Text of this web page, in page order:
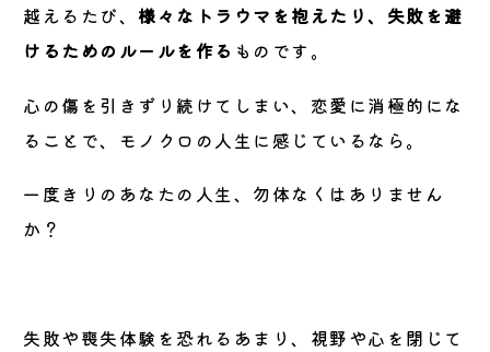
越えるたび、 様々なトラウマを抱えたり、失敗を避
けるためのルールを作る ものです。
心の傷を引きずり続けてしまい、恋愛に消極的にな
ることで、モノクロの人生に感じているなら。
一度きりのあなたの人生、勿体なくはありません
か？
失敗や喪失体験を恐れるあまり、視野や心を閉じて